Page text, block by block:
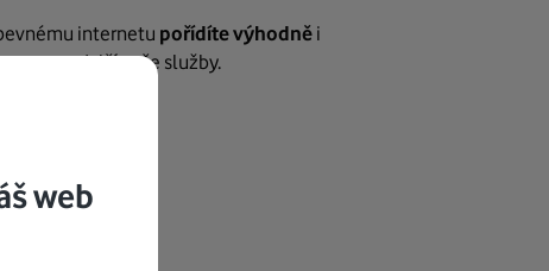
internetu pořídíte výhodněi
další naše služby.
web